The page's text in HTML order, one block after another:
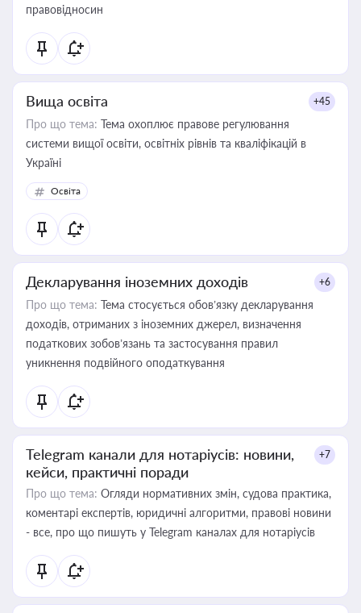
правовідносин
Вища освіта +45
Про що тема: Тема охоплює правове регулювання
системи вищої освіти, освітніх рівнів та кваліфікацій в
Україні
Освіта
Декларування іноземних доходів +6
Про що тема: Тема стосується обов’язку декларування
доходів, отриманих з іноземних джерел, визначення
податкових зобов’язань та застосування правил
уникнення подвійного оподаткування
Telegram канали для нотаріусів: новини,
кейси, практичні поради
+7
Про що тема: Огляди нормативних змін, судова практика,
коментарі експертів, юридичні алгоритми, правові новини
- все, про що пишуть у Telegram каналах для нотаріусів